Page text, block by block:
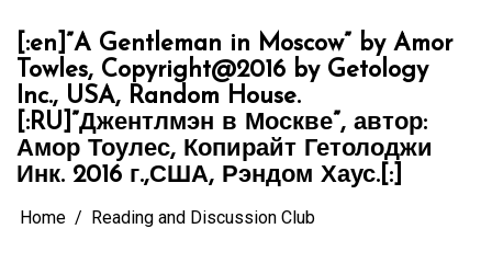
[:en]”A Gentleman in Moscow” by Amor
Towles, Copyright@2016 by Getology
Inc., USA, Random House.
[:RU]”Джентлмэн в Москве”, автор:
Амор Тоулес, Копирайт Гетолоджи
Инк. 2016 г.,США, Рэндом Хаус.[:]
Home Reading and Discussion Club